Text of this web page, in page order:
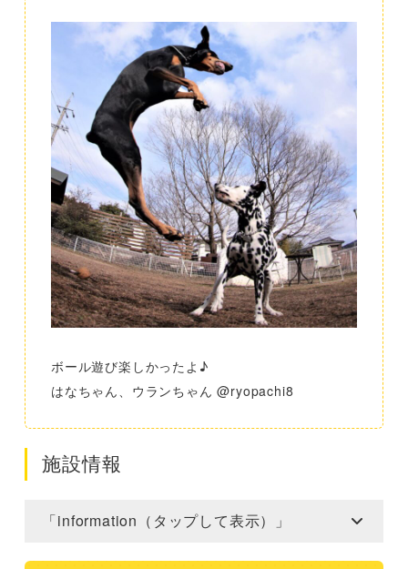
ボール遊び楽しかったよ♪
はなちゃん、ウランちゃん @ryopachi8
施設情報
「information（タップして表示）」